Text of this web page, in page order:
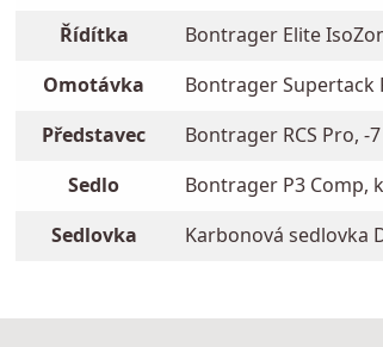
Řídítka
Bontrager Elite
Omotávka
Bontrager Supertack
Představec
Bontrager RCS Pro, -
Sedlo
Bontrager P3 Comp,
Sedlovka
Karbonová sedlovka